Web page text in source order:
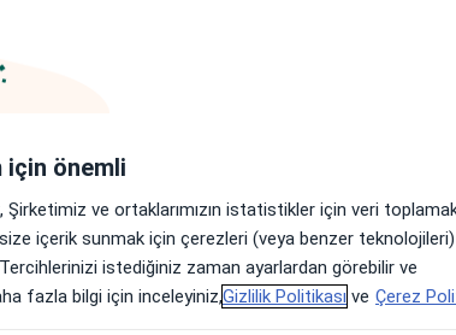
için önemli
Şirketimiz ve ortaklarımızın istatistikler için veri
size içerik sunmak için çerezleri (veya benzer
istediğiniz zaman ayarlardan görebilir ve
fazla bilgi için inceleyiniz,Gizlilik Politikası ve Çerez